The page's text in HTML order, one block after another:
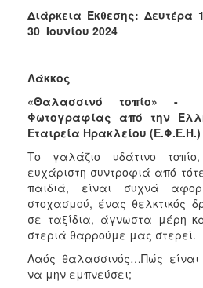
Διάρκεια Έκθεσης:
30 Ιουνίου 2024
Λάκκος
«Θαλασσινό τοπίο» -
Φωτογραφίας από την
Εταιρεία Ηρακλείου (Ε.Φ.Ε.Η.)
Το γαλάζιο υδάτινο
ευχάριστη συντροφιά από
παιδιά, είναι συχνά
στοχασμού, ένας θελκτικός
σε ταξίδια, άγνωστα μέρη
στεριά θαρρούμε μας στερεί.
Λαός θαλασσινός…Πώς
να μην εμπνεύσει;